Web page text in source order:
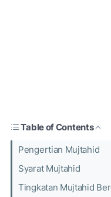
Table of Contents
Pengertian Mujtahid
Syarat Mujtahid
Tingkatan Mujtahid